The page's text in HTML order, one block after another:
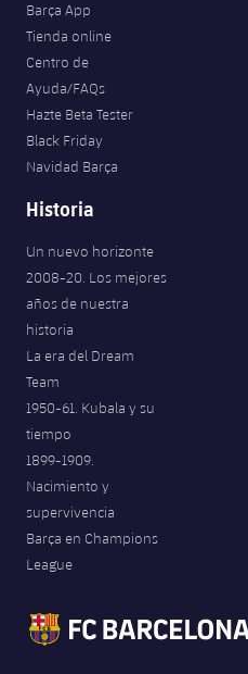
Barça App
Tienda online
Centro de
Ayuda/FAQs
Hazte Beta Tester
Black Friday
Navidad Barça
Historia
Un nuevo horizonte
2008-20. Los mejores
años de nuestra
historia
La era del Dream
Team
1950-61. Kubala y su
tiempo
1899-1909.
Nacimiento y
supervivencia
Barça en Champions
League